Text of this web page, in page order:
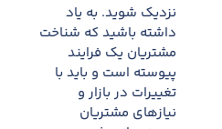
نزدیک شوید. به یاد
داشته باشید که شناخت
مشتریان یک فرایند
پیوسته است و باید با
تغییرات در بازار و
نیازهای مشتریان